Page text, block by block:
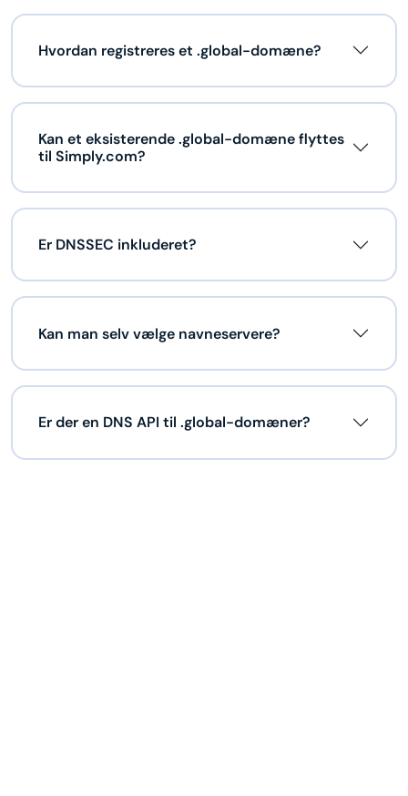
Hvordan registreres et .global-domæne?
Kan et eksisterende .global-domæne flyttes
til Simply.com?
Er DNSSEC inkluderet?
Kan man selv vælge navneservere?
Er der en DNS API til .global-domæner?